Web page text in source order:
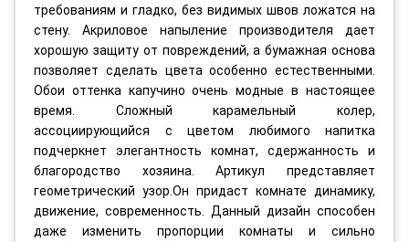
требованиям и гладко, без видимых швов ложатся на
стену. Акриловое напыление производителя дает
хорошую защиту от повреждений, а бумажная основа
позволяет сделать цвета особенно естественными.
Обои оттенка капучино очень модные в настоящее
время. Сложный карамельный колер,
ассоциирующийся с цветом любимого напитка
подчеркнет элегантность комнат, сдержанность и
благородство хозяина. Артикул представляет
геометрический узор.Он придаст комнате динамику,
движение, современность. Данный дизайн способен
даже изменить пропорции комнаты и сильно